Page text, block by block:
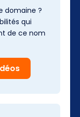
domaine ?
qui
de ce nom